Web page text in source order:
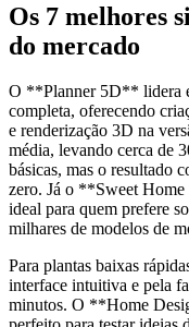
Os 7 melhores
do mercado
O **Planner 5D** lidera
completa, oferecendo
e renderização 3D na
média, levando cerca de
básicas, mas o resultado
zero. Já o **Sweet
ideal para quem prefere
milhares de modelos de
Para plantas baixas
interface intuitiva e pela
minutos. O **Home